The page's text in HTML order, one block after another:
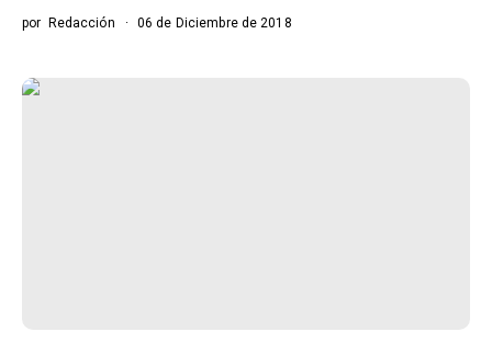
por Redacción 06 de Diciembre de 2018